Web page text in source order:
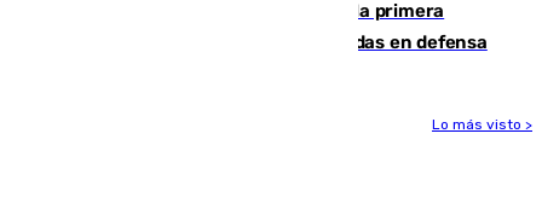
El Málaga cae ante el Ceuta y suma la primera
derrota de la pretemporada dejando dudas en defensa
Lo más visto >